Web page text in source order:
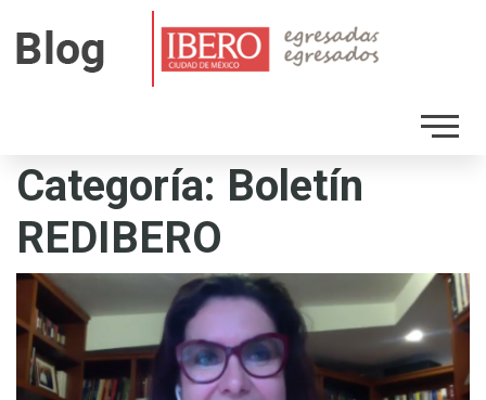
Categoría: Boletín
REDIBERO